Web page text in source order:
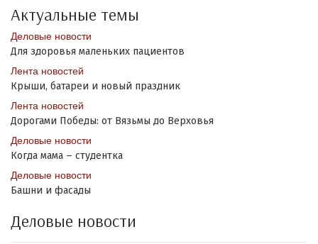
Актуальные темы
Деловые новости
Для здоровья маленьких пациентов
Лента новостей
Крыши, батареи и новый праздник
Лента новостей
Дорогами Победы: от Вязьмы до Верховья
Деловые новости
Когда мама – студентка
Деловые новости
Башни и фасады
Деловые новости